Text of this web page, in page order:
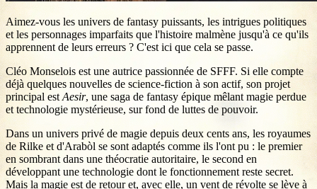
Aimez-vous les univers de fantasy puissants, les intrigues politiques
et les personnages imparfaits que l'histoire malmène jusqu'à ce qu'ils
apprennent de leurs erreurs ? C'est ici que cela se passe.
Cléo Monselois est une autrice passionnée de SFFF. Si elle compte
déjà quelques nouvelles de science-fiction à son actif, son projet
principal est Aesir, une saga de fantasy épique mêlant magie perdue
et technologie mystérieuse, sur fond de luttes de pouvoir.
Dans un univers privé de magie depuis deux cents ans, les royaumes
de Rilke et d'Arabòl se sont adaptés comme ils l'ont pu : le premier
en sombrant dans une théocratie autoritaire, le second en
développant une technologie dont le fonctionnement reste secret.
Mais la magie est de retour et, avec elle, un vent de révolte se lève à